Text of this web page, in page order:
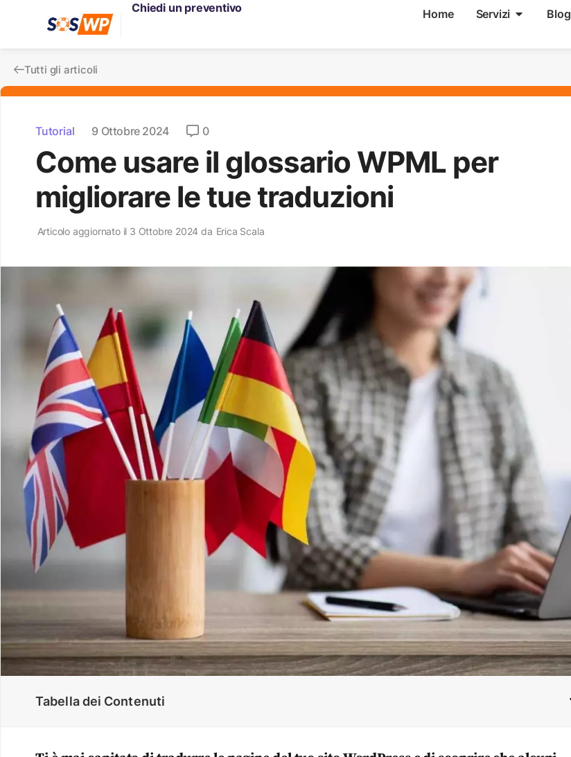
Home Servizi Blog
Chiedi un preventivo
Tutti gli articoli
Tutorial 9 Ottobre 2024 0
Come usare il glossario WPML per
migliorare le tue traduzioni
Articolo aggiornato il 3 Ottobre 2024 da Erica Scala
Tabella dei Contenuti